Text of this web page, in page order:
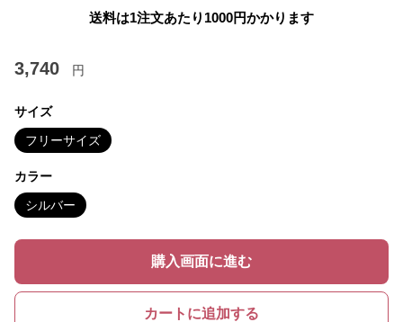
送料は1注文あたり 1000円かかります
3,740 円
サイズ
フリーサイズ
カラー
シルバー
購入画面に進む
カートに追加する